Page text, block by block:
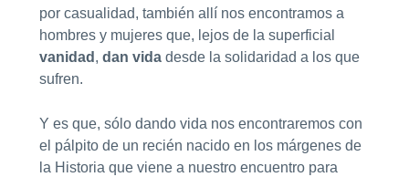
por casualidad, también allí nos encontramos a
hombres y mujeres que, lejos de la superficial
vanidad , dan vidadesde la solidaridad a los que
sufren.
Y es que, sólo dando vida nos encontraremos con
el pálpito de un recién nacido en los márgenes de
la Historia que viene a nuestro encuentro para